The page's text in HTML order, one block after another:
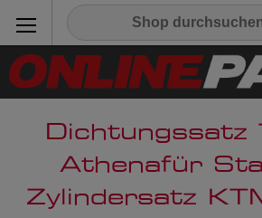
Dichtungssatz
Athenafür
Zylindersatz